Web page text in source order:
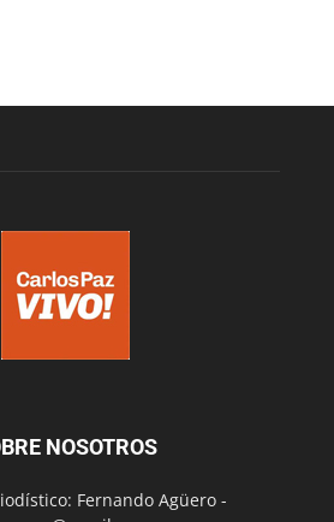
NOSOTROS
Fernando Agüero -